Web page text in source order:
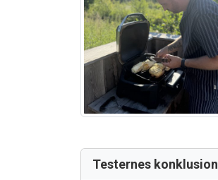
Testernes konklusion